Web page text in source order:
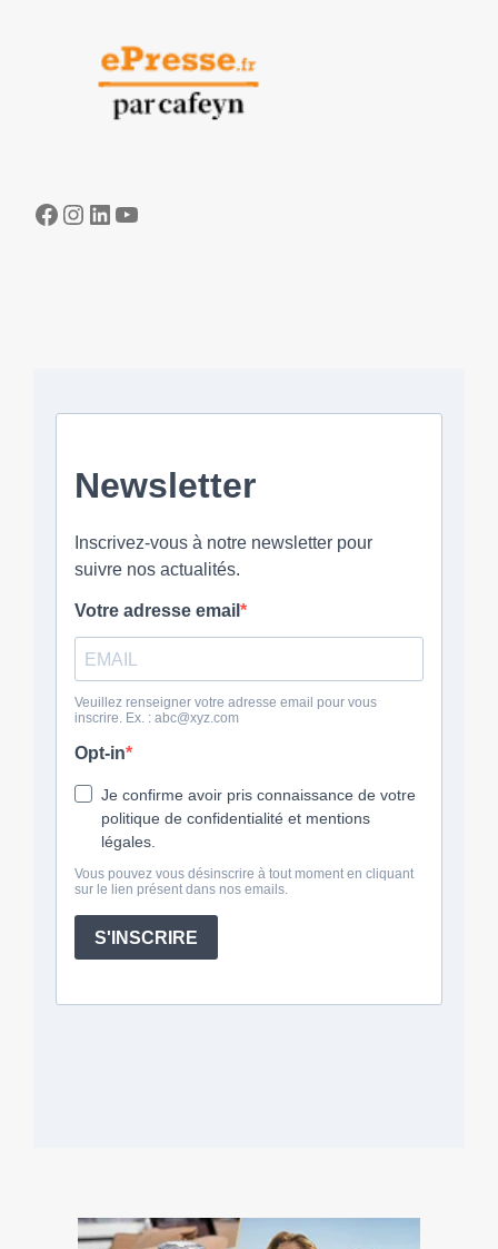
Facebook
Instagram
LinkedIn
YouTube